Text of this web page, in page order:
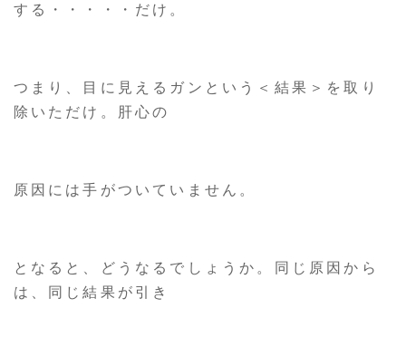
する・・・・・だけ。
つまり、目に見えるガンという＜結果＞を取り
除いただけ。肝心の
原因には手がついていません。
となると、どうなるでしょうか。同じ原因から
は、同じ結果が引き